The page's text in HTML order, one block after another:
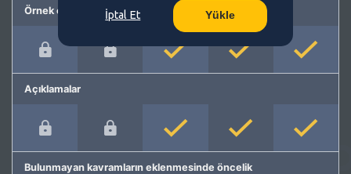
Örnek cümleler
Açıklamalar
Bulunmayan kavramların eklenmesinde öncelik
İptal Et Yükle